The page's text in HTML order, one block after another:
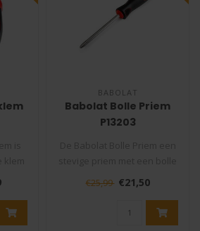
in
BABOLAT
Babolat Bolle Priem
P13203
punt die niet mag ontbrek..
€25,99 €21,50